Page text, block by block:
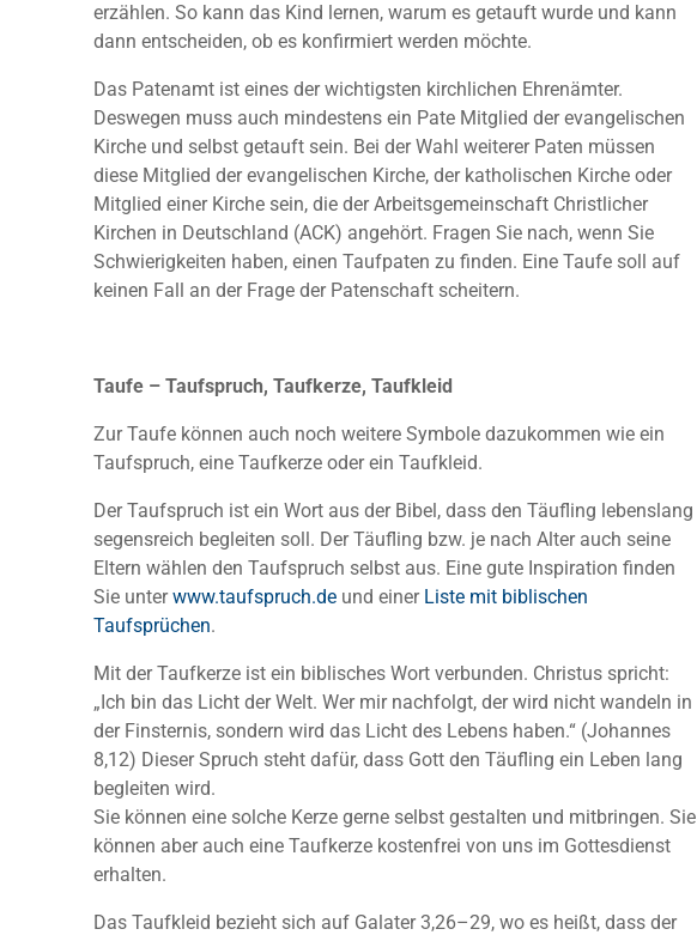
erzählen. So kann das Kind lernen, warum es getauft wurde und kann
dann entscheiden, ob es konfirmiert werden möchte.
Das Patenamt ist eines der wichtigsten kirchlichen Ehrenämter.
Deswegen muss auch mindestens ein Pate Mitglied der evangelischen
Kirche und selbst getauft sein. Bei der Wahl weiterer Paten müssen
diese Mitglied der evangelischen Kirche, der katholischen Kirche oder
Mitglied einer Kirche sein, die der Arbeitsgemeinschaft Christlicher
Kirchen in Deutschland (ACK) angehört. Fragen Sie nach, wenn Sie
Schwierigkeiten haben, einen Taufpaten zu finden. Eine Taufe soll auf
keinen Fall an der Frage der Patenschaft scheitern.
Taufe – Taufspruch, Taufkerze, Taufkleid
Zur Taufe können auch noch weitere Symbole dazukommen wie ein
Taufspruch, eine Taufkerze oder ein Taufkleid.
Der Taufspruch ist ein Wort aus der Bibel, dass den Täufling lebenslang
segensreich begleiten soll. Der Täufling bzw. je nach Alter auch seine
Eltern wählen den Taufspruch selbst aus. Eine gute Inspiration finden
Sie unterwww.taufspruch.de und einer Liste mit biblischen
Taufsprüchen.
Mit der Taufkerze ist ein biblisches Wort verbunden. Christus spricht:
„Ich bin das Licht der Welt. Wer mir nachfolgt, der wird nicht wandeln in
der Finsternis, sondern wird das Licht des Lebens haben.“ (Johannes
8,12) Dieser Spruch steht dafür, dass Gott den Täufling ein Leben lang
begleiten wird.
Sie können eine solche Kerze gerne selbst gestalten und mitbringen. Sie
können aber auch eine Taufkerze kostenfrei von uns im Gottesdienst
erhalten.
Das Taufkleid bezieht sich auf Galater 3,26–29, wo es heißt, dass der